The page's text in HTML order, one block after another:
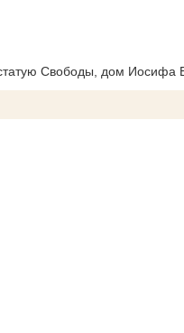
Свободы, дом Иосифа